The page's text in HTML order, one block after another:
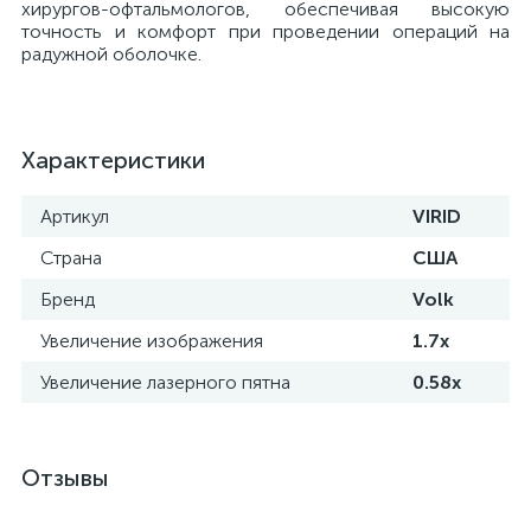
хирургов-офтальмологов, обеспечивая высокую
точность и комфорт при проведении операций на
радужной оболочке.
Характеристики
Артикул
VIRID
Страна
США
Бренд
Volk
Увеличение изображения
1.7х
Увеличение лазерного пятна
0.58х
Отзывы